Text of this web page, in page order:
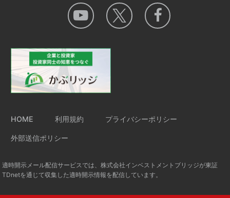
HOME 利用規約 プライバシーポリシー
外部送信ポリシー
適時開示メール配信サービスでは、株式会社インベストメントブリッジが東証
TDnetを通じて収集した適時開示情報を配信しています。